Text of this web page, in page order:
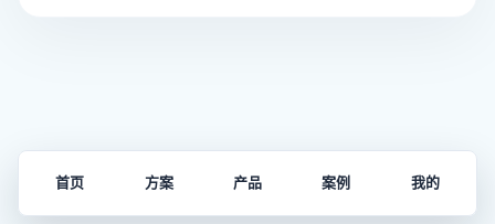
首页 方案 产品 案例 我的